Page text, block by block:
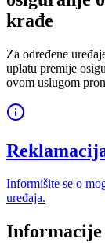
krađe
Za određene
uplatu premije
ovom uslugom
Informišite se o
uređaja.
Informacije